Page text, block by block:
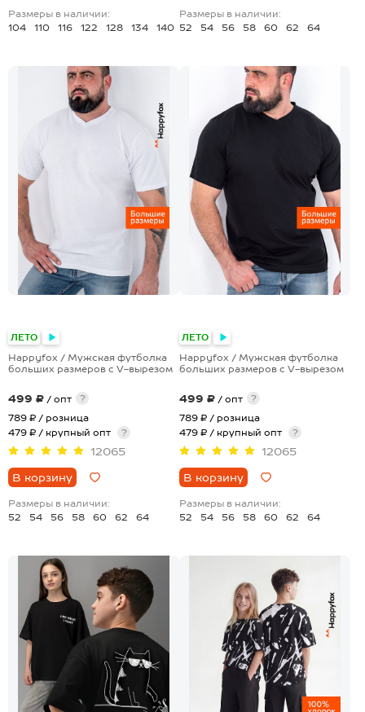
Размеры в наличии:
104
110 116 122 128 134 140
Размеры в наличии:
52
54 56 58 60 62 64
ЛЕТО
Happyfox / Мужская футболка
больших размеров c V-вырезом
499 ₽ / опт
?
789 ₽ / розница
479 ₽ / крупный опт
?
12065
В корзину
Размеры в наличии:
52
54 56 58 60 62 64
ЛЕТО
Happyfox / Мужская футболка
больших размеров c V-вырезом
499 ₽ / опт
?
789 ₽ / розница
479 ₽ / крупный опт
?
12065
В корзину
Размеры в наличии:
52
54 56 58 60 62 64